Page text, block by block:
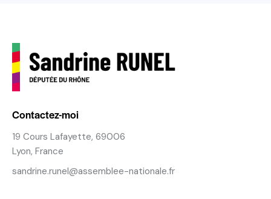
Contactez-moi
19 Cours Lafayette, 69006
Lyon, France
sandrine.runel@assemblee-nationale.fr